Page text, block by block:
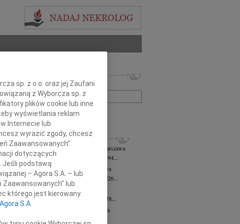
i nazwisko lub numer ogłoszenia:
+ szukanie zaawansowane
NEKROLOGI
Jerzy Downarowicz wiek: 94
Warszawa
W dniu 1 sierpnia 2026 roku zmarł w wieku 94...
Krystyna Czerny-Latek
Warszawa
Z żalem zawiadamiamy, że dnia 3 sierpnia 2026...
Ewa Wolińska-Witort
W dniu 31 lipca 2026 roku zmarła w wieku 78...
Małgorzata Kościelska
Warszawa
Z wielkim bólem zawiadamiamy, że 3...
sp. z o.o. oraz jej Zaufani
z Wyborcza sp. z
plików cookie lub inne
wyświetlania reklam
Internecie lub
wyrazić zgody, chcesz
Zaawansowanych”.
dotyczących
Jeśli podstawą
– Agora S.A. – lub
lub
którego jest kierowany.
S.A.